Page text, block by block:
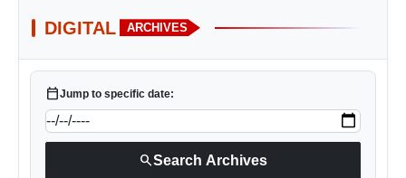
DIGITAL ARCHIVES
calendar_todayJump to specific date:
searchSearch Archives